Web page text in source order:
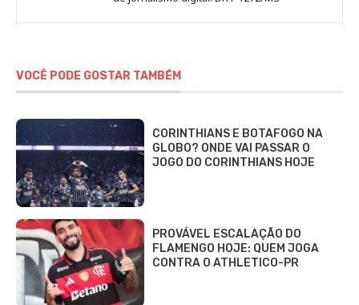
VOCÊ PODE GOSTAR TAMBÉM
CORINTHIANS E BOTAFOGO NA
GLOBO? ONDE VAI PASSAR O
JOGO DO CORINTHIANS HOJE
PROVÁVEL ESCALAÇÃO DO
FLAMENGO HOJE: QUEM JOGA
CONTRA O ATHLETICO-PR